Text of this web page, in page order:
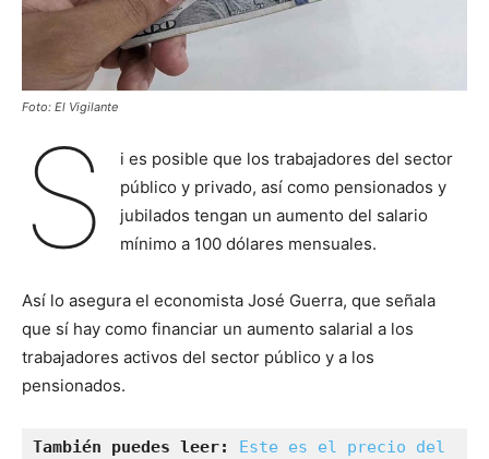
Foto: El Vigilante
S
i es posible que los trabajadores del sector
público y privado, así como pensionados y
jubilados tengan un aumento del salario
mínimo a 100 dólares mensuales.
Así lo asegura el economista José Guerra, que señala
que sí hay como financiar un aumento salarial a los
trabajadores activos del sector público y a los
pensionados.
También puedes leer:
Este es el precio del